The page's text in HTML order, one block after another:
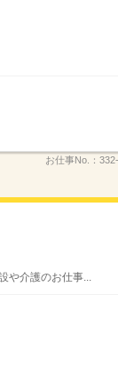
お仕事No.：
介護のお仕事...